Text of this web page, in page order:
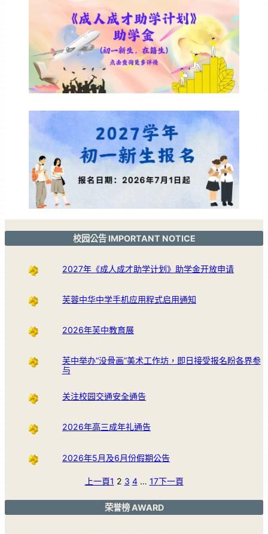
校园公告 IMPORTANT NOTICE
2027年《成人成才助学计划》助学金开放申请
芙蓉中华中学手机应用程式启用通知
2026年芙中教育展
芙中举办“没骨画”美术工作坊，即日接受报名盼各界参
与
关注校园交通安全通告
2026年高三成年礼通告
2026年5月及6月份假期公告
上一頁1 2 3 4 … 17下一頁
荣誉榜 AWARD